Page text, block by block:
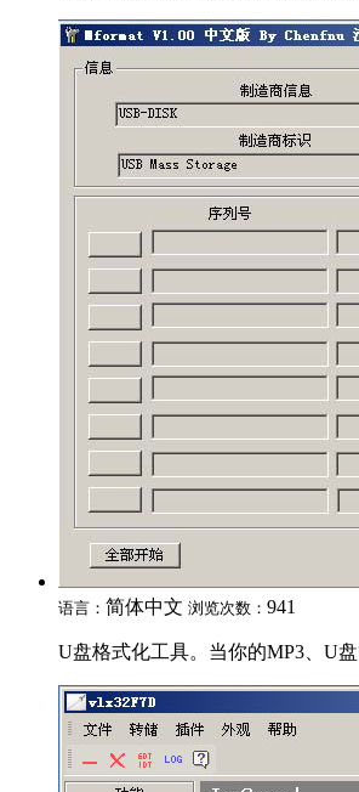
语言： 简体中文 浏览次数： 941
U盘格式化工具。当你的MP3、U